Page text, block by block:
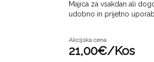
Majica za vsakdan ali
udobno in prijetno
Akcijska cena
21,00€/Kos